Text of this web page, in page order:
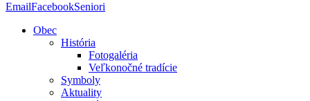
EmailFacebookSeniori
Obec
História
Fotogaléria
Veľkonočné tradície
Symboly
Aktuality